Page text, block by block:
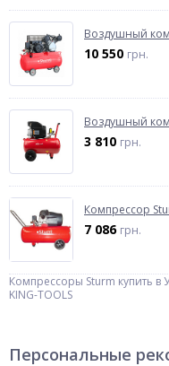
Воздушный
10 550 грн.
Воздушный
3 810 грн.
Компрессор
7 086 грн.
Компрессоры Sturm купить в
KING-TOOLS
Персональные